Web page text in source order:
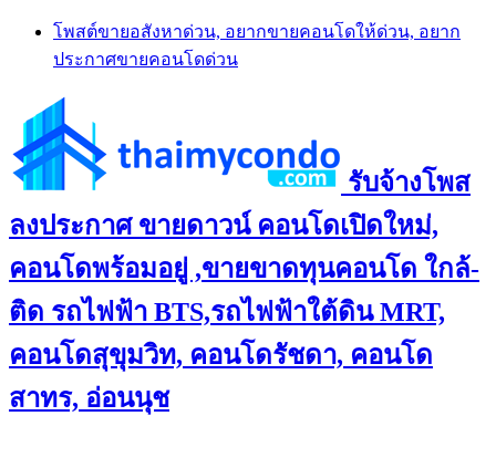
Skip
content
โพสต์ขายอสังหาด่วน, อยากขายคอนโดให้ด่วน, อยาก
ประกาศขายคอนโดด่วน
รับจ้างโพส
ลงประกาศ ขายดาวน์ คอนโดเปิดใหม่,
คอนโดพร้อมอยู่ ,ขายขาดทุนคอนโด ใกล้-
ติด รถไฟฟ้า BTS,รถไฟฟ้าใต้ดิน MRT,
คอนโดสุขุมวิท, คอนโดรัชดา, คอนโด
สาทร, อ่อนนุช